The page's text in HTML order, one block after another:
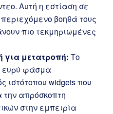
Αυτή η εστίαση σε
βοηθά τους
πιο τεκμηριωμένες
για μετατροπή: Το
ευρύ φάσμα
ιστότοπου widgets που
την απρόσκοπτη
στην εμπειρία